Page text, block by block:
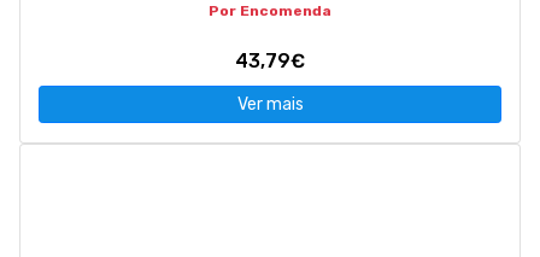
Por Encomenda
43,79€
Ver mais